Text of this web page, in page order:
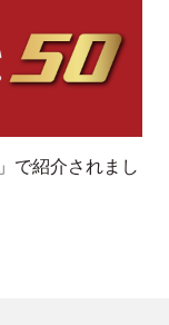
で紹介されまし